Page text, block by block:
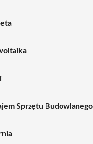
Sprzętu Budowlanego